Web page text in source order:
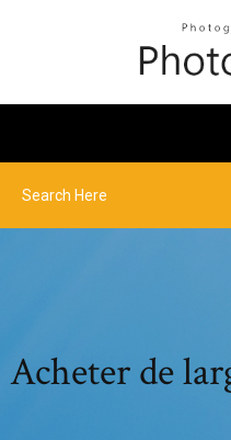
Acheter de